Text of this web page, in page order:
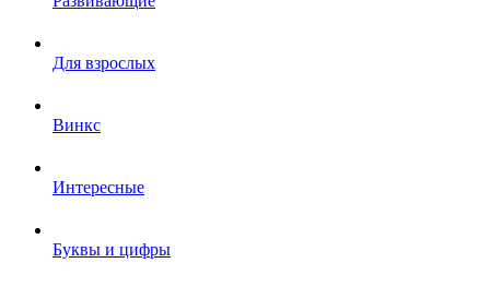
Для взрослых
Винкс
Интересные
Буквы и цифры